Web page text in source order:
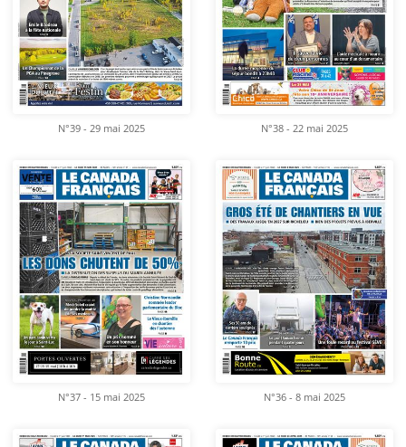
N°39 - 29 mai 2025 N°38 - 22 mai 2025
N°37 - 15 mai 2025 N°36 - 8 mai 2025